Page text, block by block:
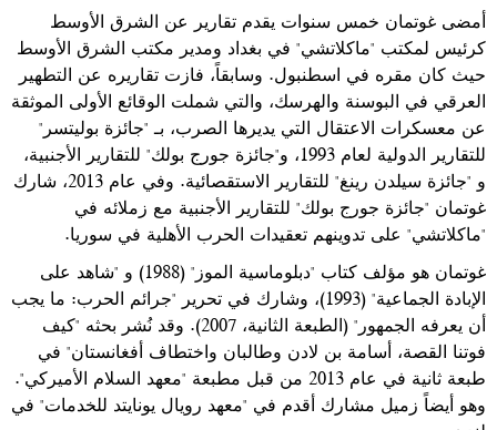
أمضى غوتمان خمس سنوات يقدم تقارير عن الشرق الأوسط
كرئيس لمكتب "ماكلاتشي" في بغداد ومدير مكتب الشرق الأوسط
حيث كان مقره في اسطنبول. وسابقاً، فازت تقاريره عن التطهير
العرقي في البوسنة والهرسك، والتي شملت الوقائع الأولى الموثقة
عن معسكرات الاعتقال التي يديرها الصرب، بـ "جائزة بوليتسر"
للتقارير الدولية لعام 1993، و"جائزة جورج بولك" للتقارير الأجنبية،
و "جائزة سيلدن رينغ" للتقارير الاستقصائية. وفي عام 2013، شارك
غوتمان "جائزة جورج بولك" للتقارير الأجنبية مع زملائه في
"ماكلاتشي" على تدوينهم تعقيدات الحرب الأهلية في سوريا.
غوتمان هو مؤلف كتاب "دبلوماسية الموز" (1988) و "شاهد على
الإبادة الجماعية" (1993)، وشارك في تحرير "جرائم الحرب: ما يجب
أن يعرفه الجمهور" (الطبعة الثانية، 2007). وقد نُشر بحثه "كيف
فوتنا القصة، أسامة بن لادن وطالبان واختطاف أفغانستان" في
طبعة ثانية في عام 2013 من قبل مطبعة "معهد السلام الأميركي".
وهو أيضاً زميل مشارك أقدم في "معهد رويال يونايتد للخدمات" في